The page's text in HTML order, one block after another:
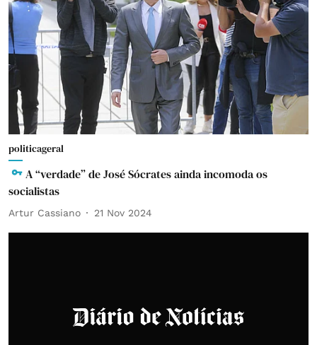
politicageral
A “verdade” de José Sócrates ainda incomoda os
socialistas
Artur Cassiano 21 Nov 2024